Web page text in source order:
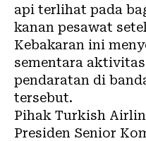
api terlihat pada
kanan pesawat
Kebakaran ini
sementara
pendaratan di
tersebut.
Pihak Turkish
Presiden Senior